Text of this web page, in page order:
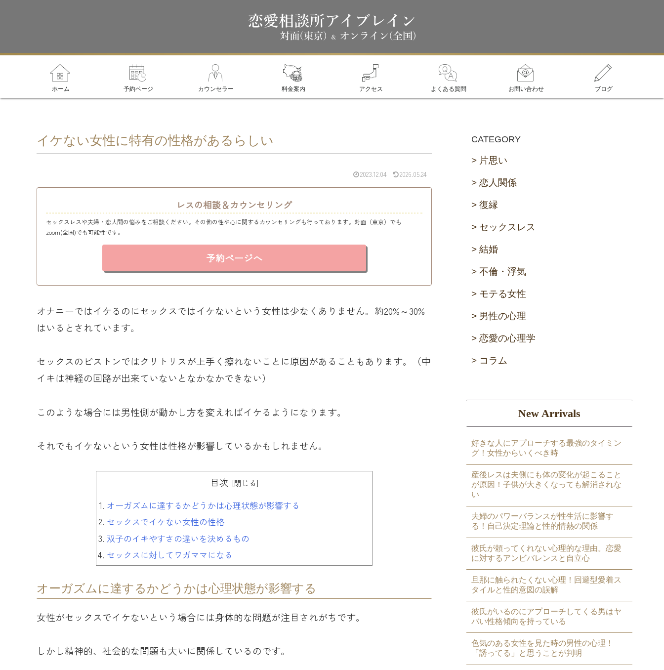
ホーム 予約ページ カウンセラー 料金案内 アクセス よくある質問 お問い合わせ ブログ
イケない女性に特有の性格があるらしい
2023.12.04 2026.05.24
レスの相談＆カウンセリング
セックスレスや夫婦・恋人間の悩みをご相談ください。その他の性や心に関するカウンセリングも行っております。対面（東京）でも
zoom(全国)でも可能性です。
予約ページへ
オナニーではイケるのにセックスではイケないという女性は少なくありません。約20%～30%
はいるとされています。
セックスのピストンではクリトリスが上手く擦れないことに原因があることもあります。（中
イキは神経の回路が出来ていないとなかなかできない）
このような場合には男性側が動かし方を変えればイケるようになります。
それでもイケないという女性は性格が影響しているかもしれません。
目次
オーガズムに達するかどうかは心理状態が影響する
セックスでイケない女性の性格
双子のイキやすさの違いを決めるもの
セックスに対してワガママになる
オーガズムに達するかどうかは心理状態が影響する
女性がセックスでイケないという場合には身体的な問題が注目されがちです。
しかし精神的、社会的な問題も大いに関係しているのです。
CATEGORY
片思い
恋人関係
復縁
セックスレス
結婚
不倫・浮気
モテる女性
男性の心理
恋愛の心理学
コラム
New Arrivals
好きな人にアプローチする最強のタイミン
グ！女性からいくべき時
産後レスは夫側にも体の変化が起こること
が原因！子供が大きくなっても解消されな
い
夫婦のパワーバランスが性生活に影響す
る！自己決定理論と性的情熱の関係
彼氏が頼ってくれない心理的な理由。恋愛
に対するアンビバレンスと自立心
旦那に触られたくない心理！回避型愛着ス
タイルと性的意図の誤解
彼氏がいるのにアプローチしてくる男はヤ
バい性格傾向を持っている
色気のある女性を見た時の男性の心理！
「誘ってる」と思うことが判明